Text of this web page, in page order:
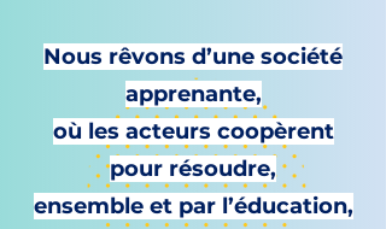
Nous rêvons d’une société
apprenante,
où les acteurs coopèrent
pour résoudre,
ensemble et par l’éducation,